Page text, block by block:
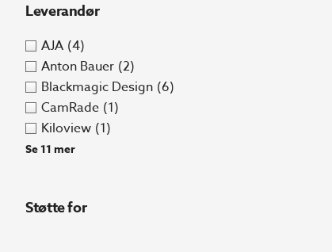
Leverandør
AJA (4)
Anton Bauer (2)
Blackmagic Design (6)
CamRade (1)
Kiloview (1)
Se 11 mer
Støtte for